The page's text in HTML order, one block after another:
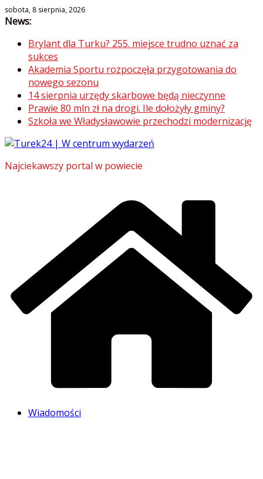
Skip
to
sobota, 8 sierpnia, 2026
News:
Brylant dla Turku? 255. miejsce trudno uznać za
sukces
Akademia Sportu rozpoczęła przygotowania do
nowego sezonu
14 sierpnia urzędy skarbowe będą nieczynne
Prawie 80 mln zł na drogi. Ile dołożyły gminy?
Szkoła we Władysławowie przechodzi modernizację
Najciekawszy portal w powiecie
Wiadomości